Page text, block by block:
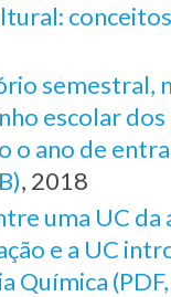
semestral,
escolar
ano de
, 2018
uma UC da
e a UC
Química